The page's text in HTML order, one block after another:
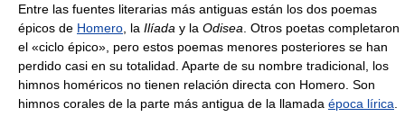
Entre las fuentes literarias más antiguas están los dos poemas
épicos de Homero , la Ilíada y la Odisea . Otros poetas completaron
el «ciclo épico», pero estos poemas menores posteriores se han
perdido casi en su totalidad. Aparte de su nombre tradicional, los
himnos homéricos no tienen relación directa con Homero. Son
himnos corales de la parte más antigua de la llamada época lírica